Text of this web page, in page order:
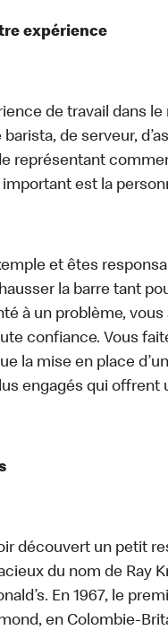
expérience
de travail dans
de serveur,
représentant
est la
et êtes
la barre tant
à un problème,
confiance. Vous
la mise en place
engagés qui
découvert un petit
du nom de Ray
En 1967, le
en Colombie-